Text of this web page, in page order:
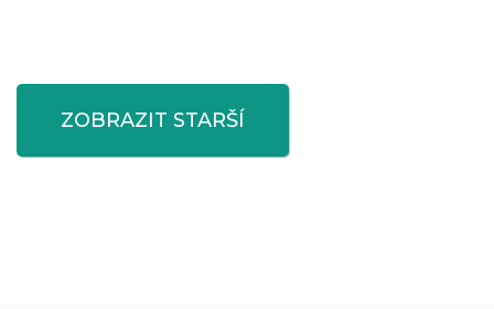
ZOBRAZIT STARŠÍ